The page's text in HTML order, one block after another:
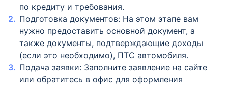
по кредиту и требования.
Подготовка документов: На этом этапе вам
нужно предоставить основной документ, а
также документы, подтверждающие доходы
(если это необходимо), ПТС автомобиля.
Подача заявки: Заполните заявление на сайте
или обратитесь в офис для оформления